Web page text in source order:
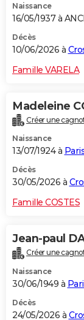
Naissance
16/05/1937 à
Décès
10/06/2026 à
Famille VARELA
Madeleine
Créer une
Naissance
13/07/1924 à
Décès
30/05/2026 à
Famille COSTES
Jean-paul
Créer une
Naissance
30/06/1949 à
Décès
24/05/2026 à